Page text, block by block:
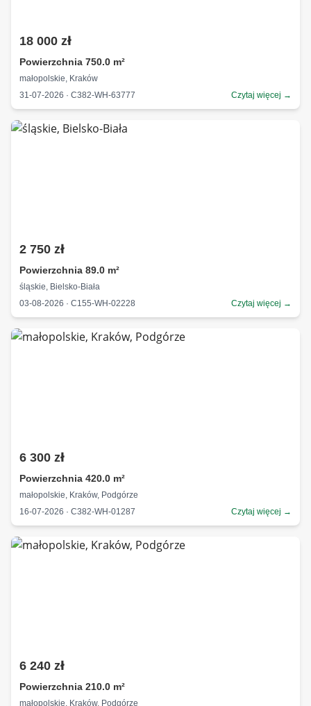
18 000 zł
Powierzchnia 750.0 m²
małopolskie, Kraków
31-07-2026 · C382-WH-63777
Czytaj więcej →
2 750 zł
Powierzchnia 89.0 m²
śląskie, Bielsko-Biała
03-08-2026 · C155-WH-02228
Czytaj więcej →
6 300 zł
Powierzchnia 420.0 m²
małopolskie, Kraków, Podgórze
16-07-2026 · C382-WH-01287
Czytaj więcej →
6 240 zł
Powierzchnia 210.0 m²
małopolskie, Kraków, Podgórze